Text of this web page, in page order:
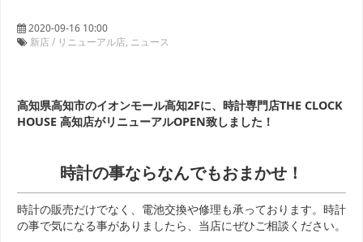
2020-09-16 10:00
新店 / リニューアル店 ニュース
高知県高知市のイオンモール高知2Fに、時計専門店THE CLOCK
HOUSE 高知店がリニューアルOPEN致しました！
時計の事ならなんでもおまかせ！
時計の販売だけでなく、電池交換や修理も承っております。時計
の事で気になる事がありましたら、当店にぜひご相談ください。